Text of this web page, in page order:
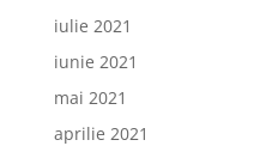
iulie 2021
iunie 2021
mai 2021
aprilie 2021